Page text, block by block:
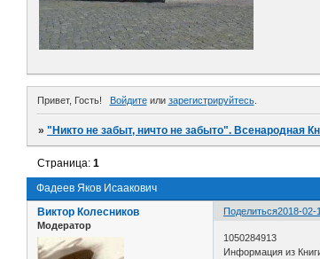
Привет, Гость! Войдитеили зарегистрируйтесь.
»"Никто не забыт, ничто не забыто". Всенародная
Фадеев Яков Исаакович
Страница:1
Поделиться2018-02-
Виктор Колесников
Модератор
1050284913
Информация из